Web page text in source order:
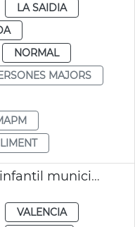
LA SAIDIA
NORMAL
MAJORS
Obras reforma escuela infantil municipal Pardalets
VALENCIA